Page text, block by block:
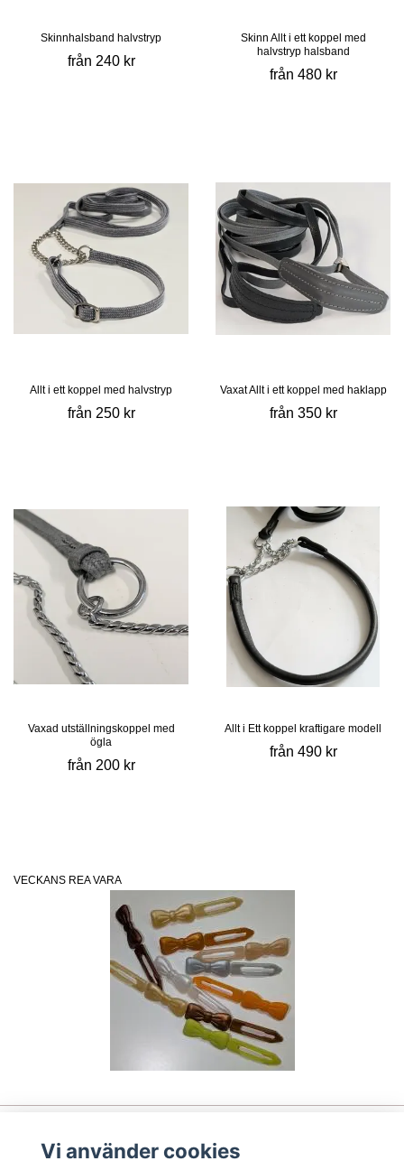
Skinnhalsband halvstryp
från 240 kr
Skinn Allt i ett koppel med
halvstryp halsband
från 480 kr
Allt i ett koppel med halvstryp
från 250 kr
Vaxat Allt i ett koppel med haklapp
från 350 kr
Vaxad utställningskoppel med
ögla
från 200 kr
Allt i Ett koppel kraftigare modell
från 490 kr
VECKANS REA VARA
Vi använder cookies